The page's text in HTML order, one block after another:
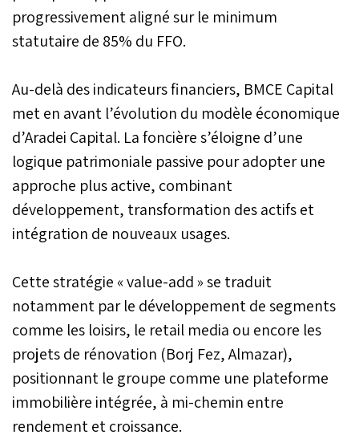
progressivement aligné sur le minimum
statutaire de 85% du FFO.
Au-delà des indicateurs financiers, BMCE Capital
met en avant l’évolution du modèle économique
d’Aradei Capital. La foncière s’éloigne d’une
logique patrimoniale passive pour adopter une
approche plus active, combinant
développement, transformation des actifs et
intégration de nouveaux usages.
Cette stratégie « value-add » se traduit
notamment par le développement de segments
comme les loisirs, le retail media ou encore les
projets de rénovation (Borj Fez, Almazar),
positionnant le groupe comme une plateforme
immobilière intégrée, à mi-chemin entre
rendement et croissance.